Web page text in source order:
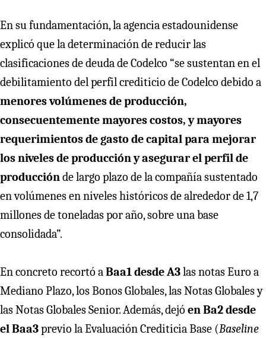
En su fundamentación, la agencia estadounidense
explicó que la determinación de reducir las
clasificaciones de deuda de Codelco “se sustentan en el
debilitamiento del perfil crediticio de Codelco debido a
menores volúmenes de producción,
consecuentemente mayores costos, y mayores
requerimientos de gasto de capital para mejorar
los niveles de producción y asegurar el perfil de
producciónde largo plazo de la compañía sustentado
en volúmenes en niveles históricos de alrededor de 1,7
millones de toneladas por año, sobre una base
consolidada”.
En concreto recortó aBaa1 desde A3las notas Euro a
Mediano Plazo, los Bonos Globales, las Notas Globales y
las Notas Globales Senior. Además, dejó en Ba2 desde
el Baa3previo la Evaluación Crediticia Base (Baseline